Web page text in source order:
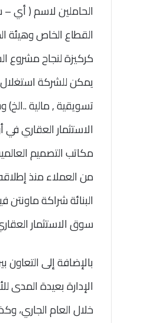
القطاع الخاص وهيئة
يمكن للشركة استغلال
تسويقية , مالية
الاستثمار العقاري
مكاتب التصميم
البنائة شراكة ماونتن
سوق الاستثمار
بالإضافة إلى
خلال العام الجاري،